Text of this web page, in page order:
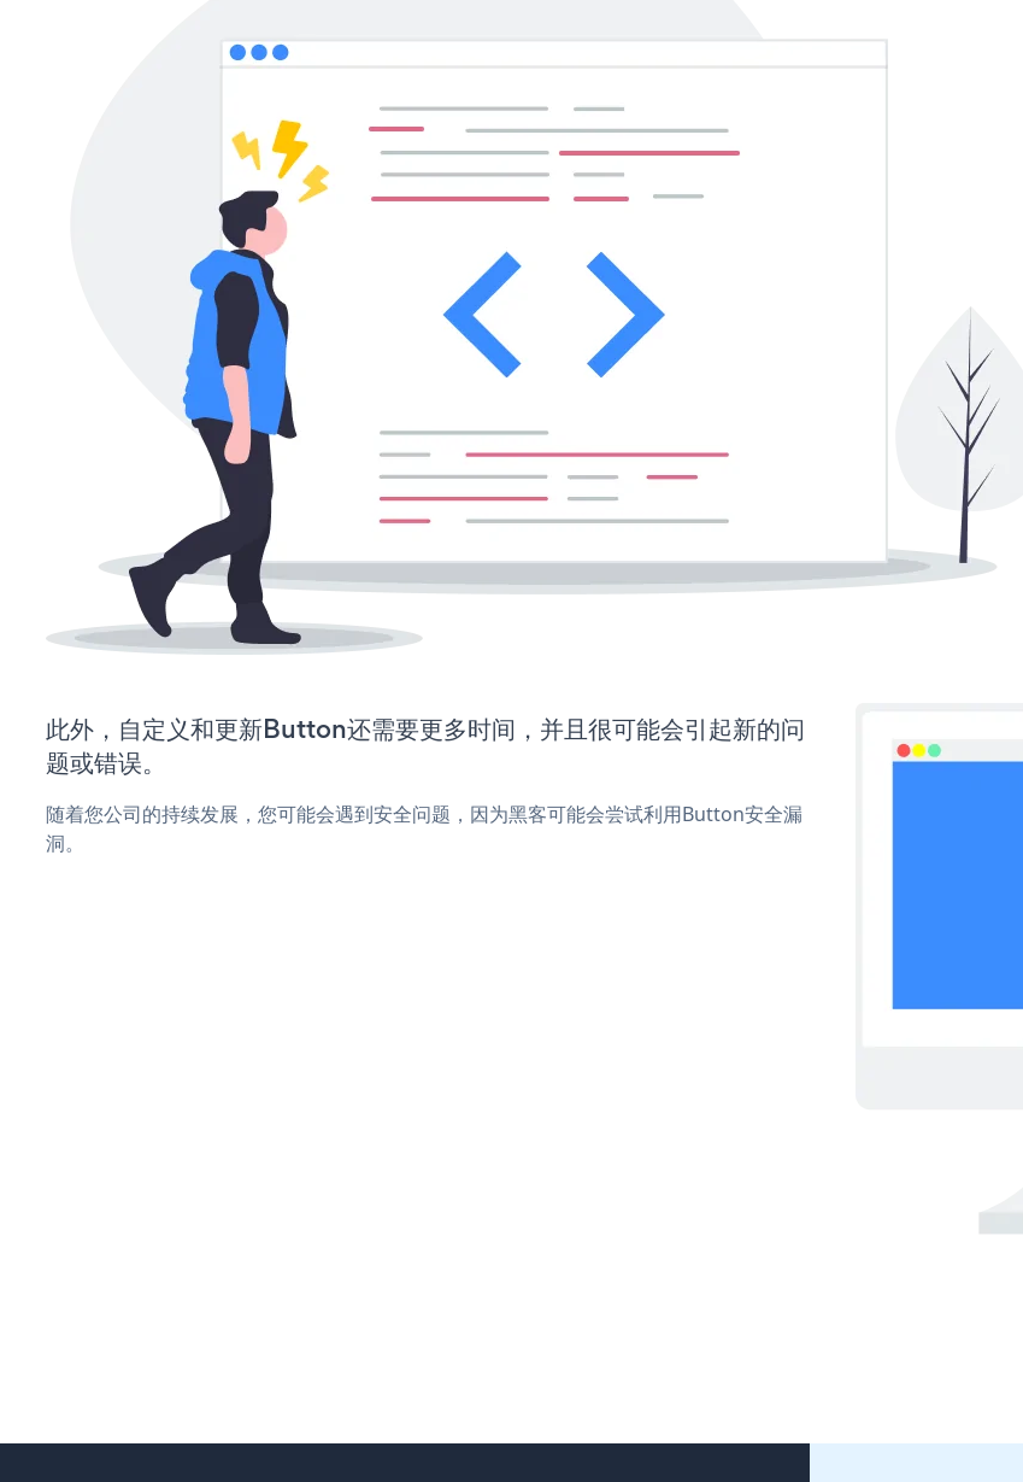
此外，自定义和更新Button还需要更多时间，并且很可能会引起新的问
题或错误。
随着您公司的持续发展，您可能会遇到安全问题，因为黑客可能会尝试利用Button安全漏
洞。